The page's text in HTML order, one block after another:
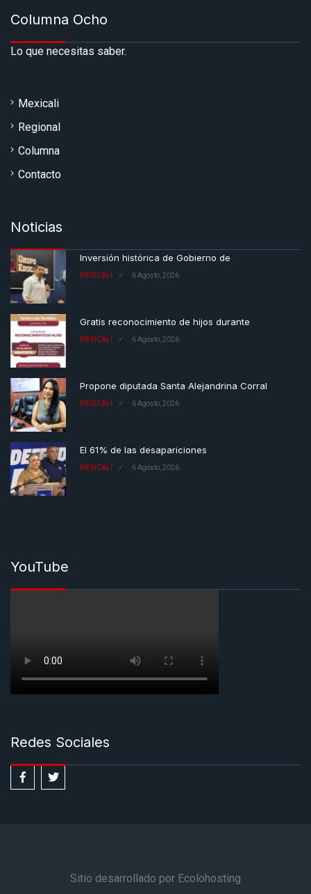
Columna Ocho
Lo que necesitas saber.
Mexicali
Regional
Columna
Contacto
Noticias
Inversión histórica de Gobierno de
MEXICALI 6 Agosto, 2026
Gratis reconocimiento de hijos durante
MEXICALI 6 Agosto, 2026
Propone diputada Santa Alejandrina Corral
MEXICALI 6 Agosto, 2026
El 61% de las desapariciones
MEXICALI 6 Agosto, 2026
YouTube
Redes Sociales
Sitio desarrollado por Ecolohosting